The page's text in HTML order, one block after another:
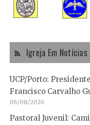
Igreja Em Notícias
UCP/Porto:
Francisco Carvalho
06/08/2026
Pastoral Juvenil: